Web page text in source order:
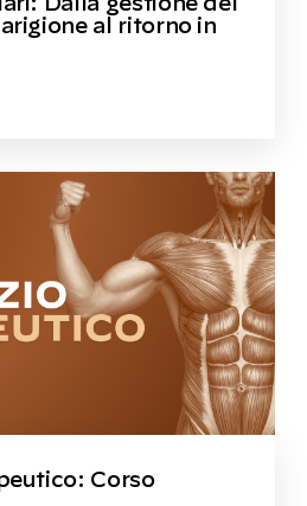
al ritorno in
Corso